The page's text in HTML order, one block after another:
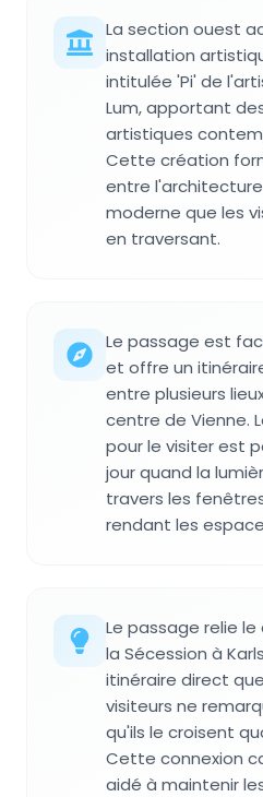
La section ouest
installation
intitulée 'Pi' de
Lum, apportant
artistiques
Cette création
entre
moderne que les
en traversant.
Le passage est
et offre un
entre plusieurs
centre de Vienne.
pour le visiter est
jour quand la
travers les
rendant les
Le passage relie
la Sécession à
itinéraire direct
visiteurs ne
qu'ils le croisent
Cette connexion
aidé à maintenir